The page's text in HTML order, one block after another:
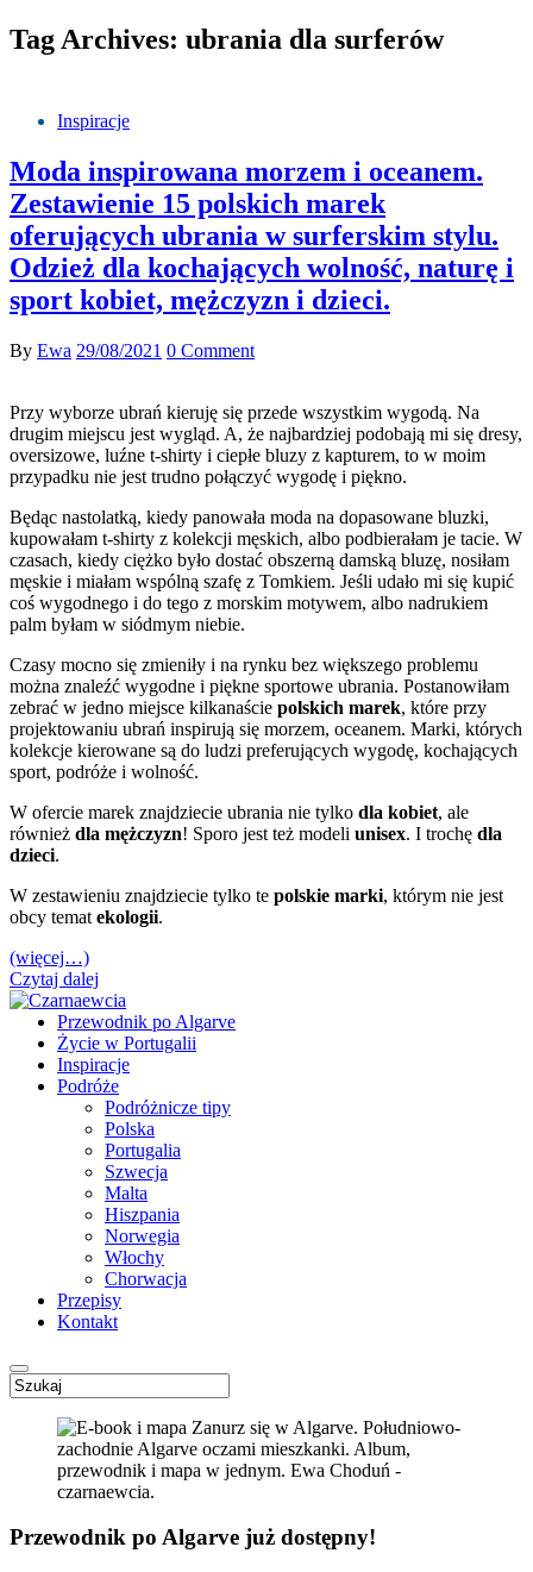
Tag Archives: ubrania dla surferów
Inspiracje
Moda inspirowana morzem i oceanem.
Zestawienie 15 polskich marek
oferujących ubrania w surferskim stylu.
Odzież dla kochających wolność, naturę i
sport kobiet, mężczyzn i dzieci.
By Ewa 29/08/2021 0 Comment
Przy wyborze ubrań kieruję się przede wszystkim wygodą. Na
drugim miejscu jest wygląd. A, że najbardziej podobają mi się dresy,
oversizowe, luźne t-shirty i ciepłe bluzy z kapturem, to w moim
przypadku nie jest trudno połączyć wygodę i piękno.
Będąc nastolatką, kiedy panowała moda na dopasowane bluzki,
kupowałam t-shirty z kolekcji męskich, albo podbierałam je tacie. W
czasach, kiedy ciężko było dostać obszerną damską bluzę, nosiłam
męskie i miałam wspólną szafę z Tomkiem. Jeśli udało mi się kupić
coś wygodnego i do tego z morskim motywem, albo nadrukiem
palm byłam w siódmym niebie.
Czasy mocno się zmieniły i na rynku bez większego problemu
można znaleźć wygodne i piękne sportowe ubrania. Postanowiłam
zebrać w jedno miejsce kilkanaście polskich marek, które przy
projektowaniu ubrań inspirują się morzem, oceanem. Marki, których
kolekcje kierowane są do ludzi preferujących wygodę, kochających
sport, podróże i wolność.
W ofercie marek znajdziecie ubrania nie tylko dla kobiet, ale
również dla mężczyzn! Sporo jest też modeli unisex. I trochę dla
dzieci.
W zestawieniu znajdziecie tylko te polskie marki, którym nie jest
obcy temat ekologii.
(więcej…)
Czytaj dalej
Przewodnik po Algarve
Życie w Portugalii
Inspiracje
Podróże
Podróżnicze tipy
Polska
Portugalia
Szwecja
Malta
Hiszpania
Norwegia
Włochy
Chorwacja
Przepisy
Kontakt
Przewodnik po Algarve już dostępny!